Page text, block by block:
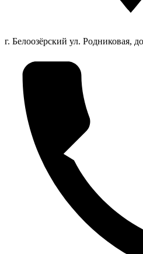
г. Белоозёрский ул. Родниковая,